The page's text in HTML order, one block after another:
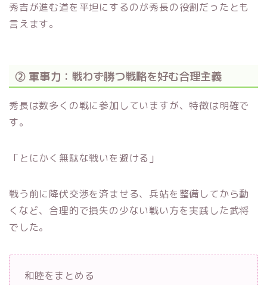
秀吉が進む道を平坦にするのが秀長の役割だったとも
言えます。
② 軍事力：戦わず勝つ戦略を好む合理主義
秀長は数多くの戦に参加していますが、特徴は明確で
す。
「とにかく無駄な戦いを避ける」
戦う前に降伏交渉を済ませる、兵站を整備してから動
くなど、合理的で損失の少ない戦い方を実践した武将
でした。
和睦をまとめる